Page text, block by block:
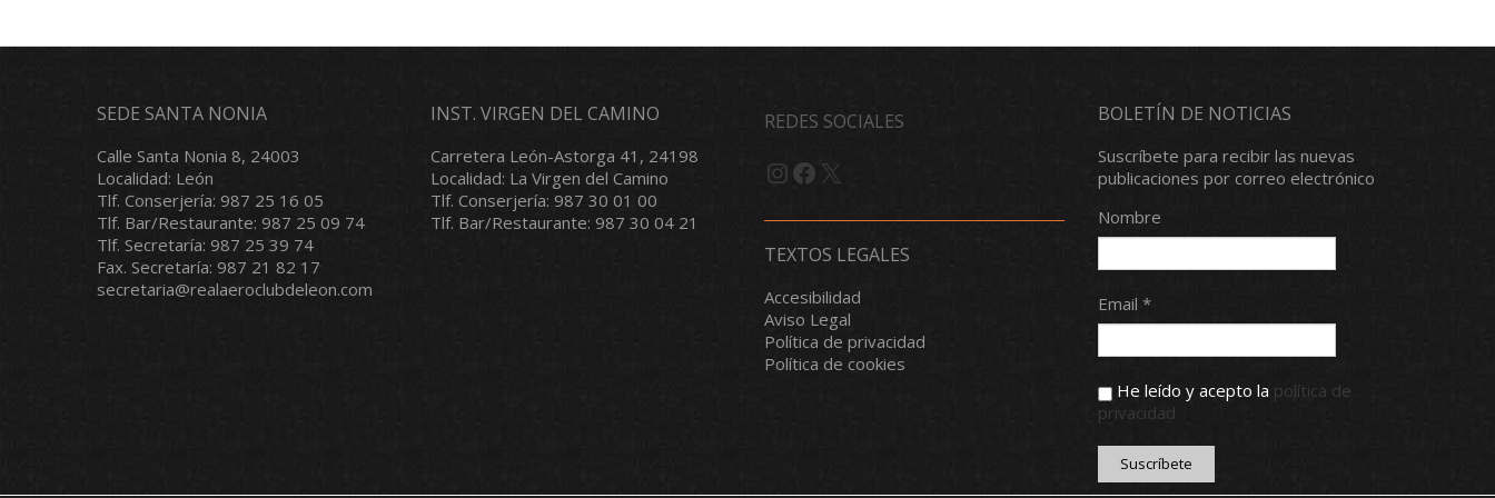
SEDE SANTA NONIA
Calle Santa Nonia 8, 24003
Localidad: León
Tlf. Conserjería: 987 25 16 05
Tlf. Bar/Restaurante: 987 25 09 74
Tlf. Secretaría: 987 25 39 74
Fax. Secretaría: 987 21 82 17
secretaria@realaeroclubdeleon.com
INST. VIRGEN DEL CAMINO
Carretera León-Astorga 41, 24198
Localidad: La Virgen del Camino
Tlf. Conserjería: 987 30 01 00
Tlf. Bar/Restaurante: 987 30 04 21
REDES SOCIALES
Instagram
Facebook
X
TEXTOS LEGALES
Accesibilidad
Aviso Legal
Política de privacidad
Política de cookies
BOLETÍN DE NOTICIAS
Suscríbete para recibir las nuevas
publicaciones por correo electrónico
Nombre
Email *
He leído y acepto la política de
privacidad.